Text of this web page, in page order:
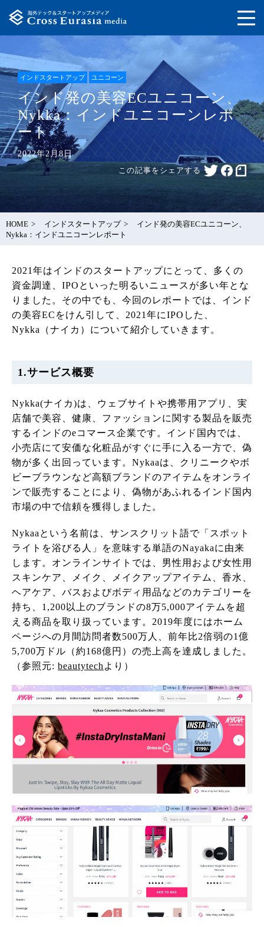
インドスタートアップ ユニコーン
インド発の美容ECユニコーン、
Nykka：インドユニコーンレポ
ート
2022年2月8日
この記事をシェアする
HOME インドスタートアップ
インド発の美容ECユニコーン、
Nykka：インドユニコーンレポート
2021年はインドのスタートアップにとって、多くの
資金調達、IPOといった明るいニュースが多い年とな
りました。その中でも、今回のレポートでは、インド
の美容ECをけん引して、2021年にIPOした、
Nykka（ナイカ）について紹介していきます。
1.サービス概要
Nykka(ナイカ)は、ウェブサイトや携帯用アプリ、実
店舗で美容、健康、ファッションに関する製品を販売
するインドのeコマース企業です。インド国内では、
小売店にて安価な化粧品がすぐに手に入る一方で、偽
物が多く出回っています。Nykaaは、クリニークやボ
ビーブラウンなど高額ブランドのアイテムをオンライ
ンで販売することにより、偽物があふれるインド国内
市場の中で信頼を獲得しました。
Nykaaという名前は、サンスクリット語で「スポット
ライトを浴びる人」を意味する単語のNayakaに由来
します。オンラインサイトでは、男性用および女性用
スキンケア、メイク、メイクアップアイテム、香水、
ヘアケア、バスおよびボディ用品などのカテゴリーを
持ち、1,200以上のブランドの8万5,000アイテムを超
える商品を取り扱っています。2019年度にはホーム
ページへの月間訪問者数500万人、前年比2倍弱の1億
5,700万ドル（約168億円）の売上高を達成しました。
（参照元: beautytech より）